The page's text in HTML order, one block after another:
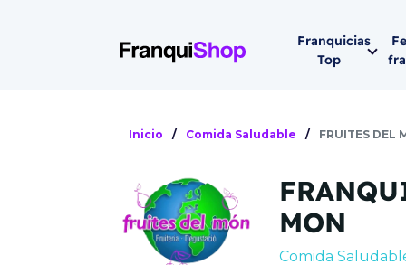
Franquicias
Top
Hostelería
Estética y
Lleva tu
Inicio / Comida Saludable / FRUITES DEL
MON
Comida